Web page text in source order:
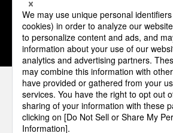
1 2 3 4
パナソニックの電気設備 SNS